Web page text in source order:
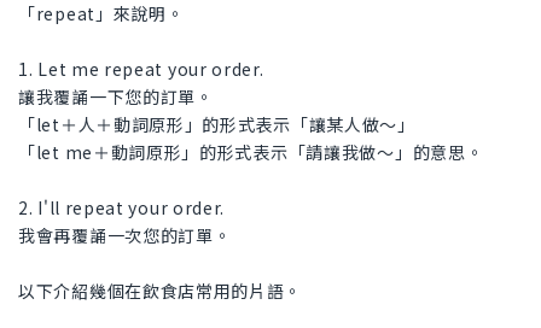
「repeat」來說明。
1. Let me repeat your order.
讓我覆誦一下您的訂單。
「let＋人＋動詞原形」的形式表示「讓某人做～」
「let me＋動詞原形」的形式表示「請讓我做～」的意思。
2. I'll repeat your order.
我會再覆誦一次您的訂單。
以下介紹幾個在飲食店常用的片語。